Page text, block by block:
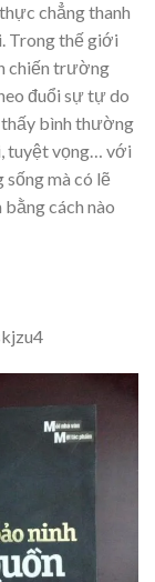
chẳng thanh
Trong thế giới
chiến trường
đuổi sự tự do
thấy bình thường
tuyệt vọng… với
mà có lẽ
cách nào